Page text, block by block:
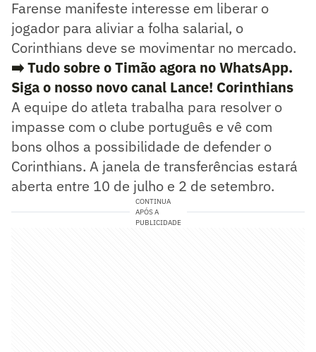
Farense manifeste interesse em liberar o
jogador para aliviar a folha salarial, o
Corinthians deve se movimentar no mercado.
➡️ Tudo sobre o Timão agora no WhatsApp.
Siga o nosso novo canal Lance! Corinthians
A equipe do atleta trabalha para resolver o
impasse com o clube português e vê com
bons olhos a possibilidade de defender o
Corinthians. A janela de transferências estará
aberta entre 10 de julho e 2 de setembro.
CONTINUA
APÓS A
PUBLICIDADE